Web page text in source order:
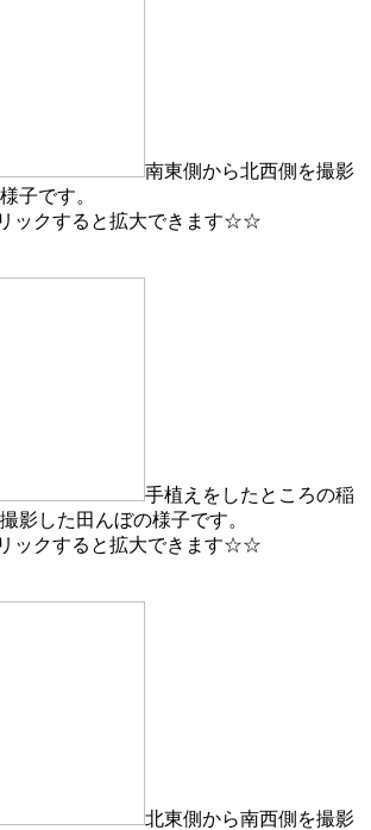
南東側から北西側を撮影
子です。
ックすると拡大できます☆☆
手植えをしたところの稲
影した田んぼの様子です。
ックすると拡大できます☆☆
北東側から南西側を撮影